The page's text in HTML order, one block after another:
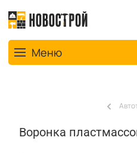
Toggle navigation
Меню
Воронка